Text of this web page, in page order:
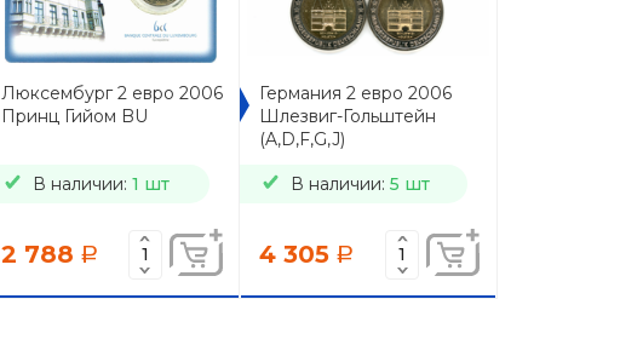
Люксембург 2 евро 2006
Принц Гийом BU
В наличии: 1 шт
2 788 a
Германия 2 евро 2006
Шлезвиг-Гольштейн
(A,D,F,G,J)
В наличии: 5 шт
4 305 a